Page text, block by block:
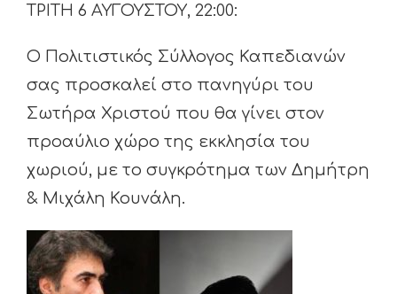
ΤΡΙΤΗ 6 ΑΥΓΟΥΣΤΟΥ, 22:00:
Ο Πολιτιστικός Σύλλογος Καπεδιανών
σας προσκαλεί στο πανηγύρι του
Σωτήρα Χριστού που θα γίνει στον
προαύλιο χώρο της εκκλησία του
χωριού, με το συγκρότημα των Δημήτρη
& Μιχάλη Κουνάλη.